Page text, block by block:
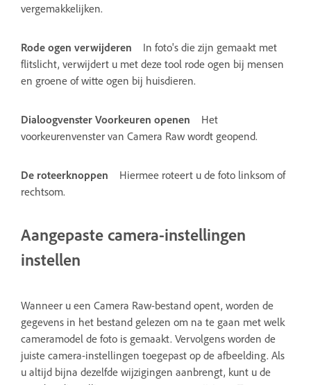
vergemakkelijken.
Rode ogen verwijderen
In foto's die zijn gemaakt met
flitslicht, verwijdert u met deze tool rode ogen bij mensen
en groene of witte ogen bij huisdieren.
Dialoogvenster Voorkeuren openen
Het
voorkeurenvenster van Camera Raw wordt geopend.
De roteerknoppen
Hiermee roteert u de foto linksom of
rechtsom.
Aangepaste camera-instellingen
instellen
Wanneer u een Camera Raw-bestand opent, worden de
gegevens in het bestand gelezen om na te gaan met welk
cameramodel de foto is gemaakt. Vervolgens worden de
juiste camera-instellingen toegepast op de afbeelding. Als
u altijd bijna dezelfde wijzigingen aanbrengt, kunt u de